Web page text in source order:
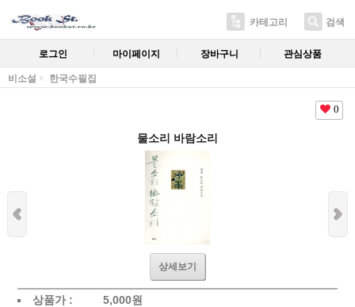
카테고리 검색
로그인 마이페이지 장바구니 관심상품
비소설 한국수필집
0
물소리 바람소리
상세보기
상품가 : 5,000원